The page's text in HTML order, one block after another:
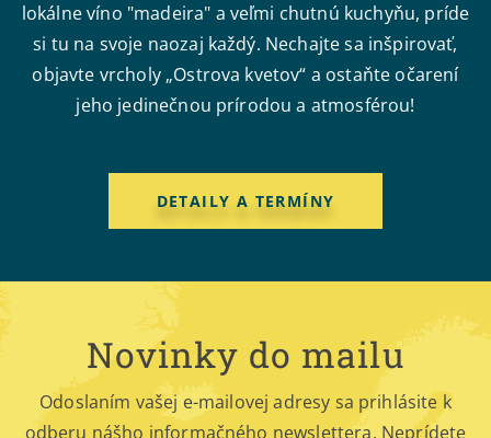
lokálne víno "madeira" a veľmi chutnú kuchyňu, príde
si tu na svoje naozaj každý. Nechajte sa inšpirovať,
objavte vrcholy „Ostrova kvetov“ a ostaňte očarení
jeho jedinečnou prírodou a atmosférou!
DETAILY A TERMÍNY
Novinky do mailu
Odoslaním vašej e-mailovej adresy sa prihlásite k
odberu nášho informačného newslettera. Neprídete